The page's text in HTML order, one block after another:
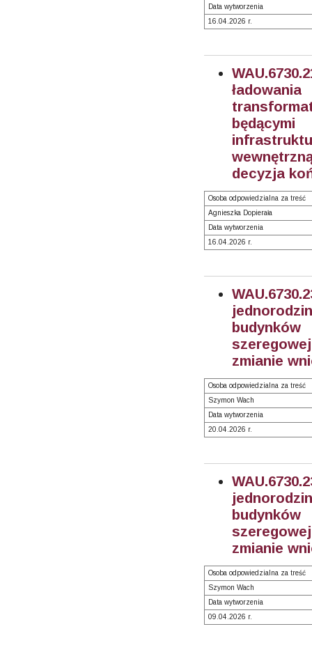
Data wytworzenia
16.04.2026 r.
decyzja
Osoba odpowiedzialna za treść
Agnieszka Dopierała
Data wytworzenia
16.04.2026 r.
budynków
zmianie
Osoba odpowiedzialna za treść
Szymon Wach
Data wytworzenia
20.04.2026 r.
budynków
zmianie
Osoba odpowiedzialna za treść
Szymon Wach
Data wytworzenia
09.04.2026 r.